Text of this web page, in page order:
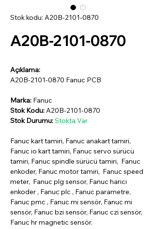
Stok kodu: A20B-2101-0870
A20B-2101-0870
Açıklama:
A20B-2101-0870 Fanuc PCB
Marka: Fanuc
Stok Kodu:A20B-2101-0870
Stok Durumu:Stokta Var
Fanuc kart tamiri, Fanuc anakart tamiri,
Fanuc io kart tamiri, Fanuc servo sürücü
tamiri, Fanuc spindle sürücü tamiri, Fanuc
enkoder, Fanuc motor tamiri, Fanuc speed
meter, Fanuc plg sensor, Fanuc harici
enkoder , Fanuc plc , Fanuc parametre,
Fanuc pmc , Fanuc mi sensör, Fanuc mi
sensör, Fanuc bzi sensör, Fanuc czi sensör,
Fanuc hr magnetic sensör.